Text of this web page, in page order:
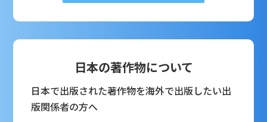
日本の著作物について
日本で出版された著作物を海外で出版したい出
版関係者の方へ